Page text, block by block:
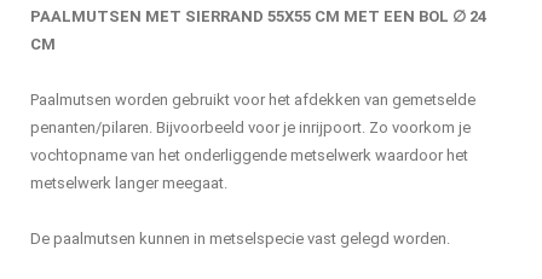
PAALMUTSEN MET SIERRAND 55X55 CM MET EEN BOL ∅ 24
CM
Paalmutsen worden gebruikt voor het afdekken van gemetselde
penanten/pilaren. Bijvoorbeeld voor je inrijpoort. Zo voorkom je
vochtopname van het onderliggende metselwerk waardoor het
metselwerk langer meegaat.
De paalmutsen kunnen in metselspecie vast gelegd worden.